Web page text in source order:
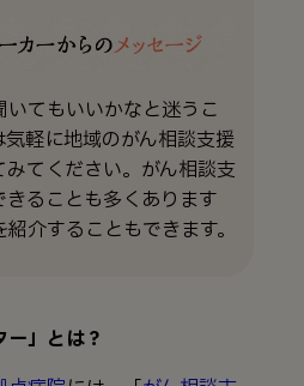
てもいいかなと迷うこ
気軽に地域のがん相談支援
てください。がん相談支
ることも多くあります
介することもできます。
ー」とは？